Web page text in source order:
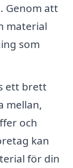
Genom att
material
som
ett brett
mellan,
och
kan
för din